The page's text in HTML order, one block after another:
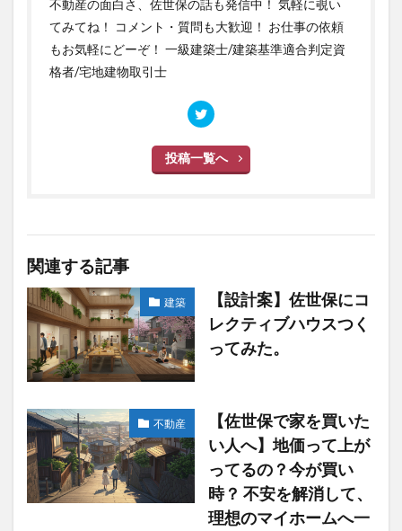
不動産の面白さ、佐世保の話も発信中！ 気軽に覗い
てみてね！ コメント・質問も大歓迎！ お仕事の依頼
もお気軽にどーぞ！ 一級建築士/建築基準適合判定資
格者/宅地建物取引士
投稿一覧へ
関連する記事
建築
【設計案】佐世保にコ
レクティブハウスつく
ってみた。
不動産
【佐世保で家を買いた
い人へ】地価って上が
ってるの？今が買い
時？ 不安を解消して、
理想のマイホームへ一